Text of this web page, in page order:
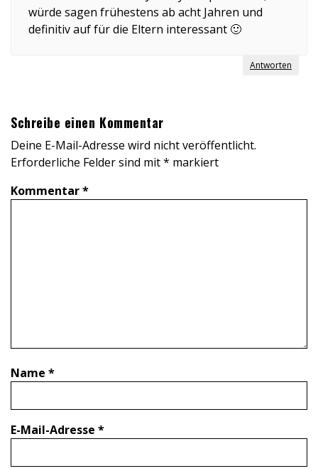
würde sagen frühestens ab acht Jahren und
definitiv auf für die Eltern interessant 🙂
Antworten
Schreibe einen Kommentar
Deine E-Mail-Adresse wird nicht veröffentlicht.
Erforderliche Felder sind mit* markiert
Kommentar*
Name *
E-Mail-Adresse *